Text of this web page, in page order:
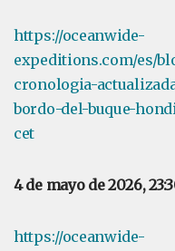
https://oceanwide-
expeditions.com/es/
cronologia-
bordo-del-buque-
cet
4 de mayo de 2026,
https://oceanwide-